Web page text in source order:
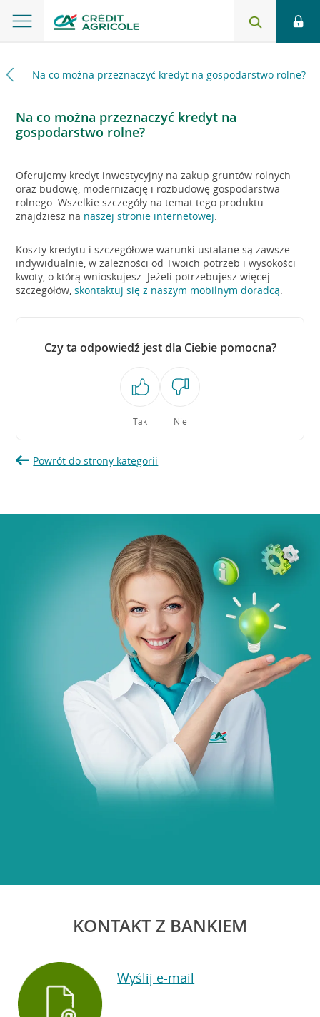
Na co można przeznaczyć kredyt na gospodarstwo rolne?
Na co można przeznaczyć kredyt na
gospodarstwo rolne?
Oferujemy kredyt inwestycyjny na zakup gruntów rolnych
oraz budowę, modernizację i rozbudowę gospodarstwa
rolnego. Wszelkie szczegóły na temat tego produktu
znajdziesz na naszej stronie internetowej.
Koszty kredytu i szczegółowe warunki ustalane są zawsze
indywidualnie, w zależności od Twoich potrzeb i wysokości
kwoty, o którą wnioskujesz. Jeżeli potrzebujesz więcej
szczegółów,skontaktuj się z naszym mobilnym doradcą.
Czy ta odpowiedź jest dla Ciebie pomocna?
Tak Nie
Powrót do strony kategorii
KONTAKT Z BANKIEM
Wyślij e-mail